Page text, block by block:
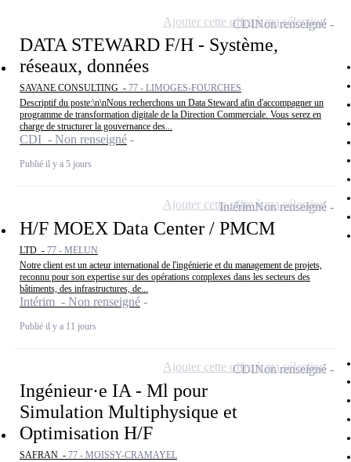
DATA STEWARD F/H - Système,
réseaux, données
SAVANE CONSULTING - 77 - LIMOGES-FOURCHES
Descriptif du poste:\n\nNous recherchons un Data Steward afin d'accompagner un
programme de transformation digitale de la Direction Commerciale. Vous serez en
charge de structurer la gouvernance des...
CDI - Non renseigné
Publié il y a 5 jours
CDINon renseigné
Ajouter cette offre à ma sélection
H/F MOEX Data Center / PMCM
LTD - 77 - MELUN
Notre client est un acteur international de l'ingénierie et du management de projets,
reconnu pour son expertise sur des opérations complexes dans les secteurs des
bâtiments, des infrastructures, de...
Intérim - Non renseigné
Publié il y a 11 jours
IntérimNon renseigné
Ajouter cette offre à ma sélection
Ingénieur·e IA - Ml pour
Simulation Multiphysique et
Optimisation H/F
SAFRAN - 77 - MOISSY-CRAMAYEL
CDINon renseigné
Ajouter cette offre à ma sélection